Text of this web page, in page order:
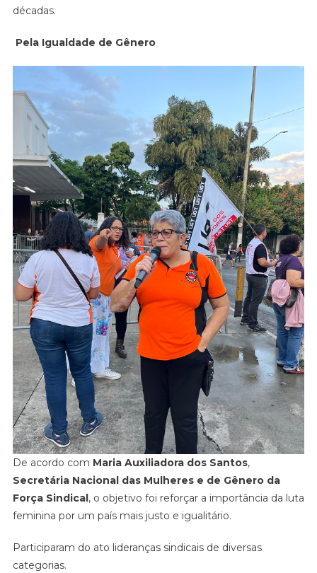
décadas.
Pela Igualdade de Gênero
De acordo com Maria Auxiliadora dos Santos,
Secretária Nacional das Mulheres e de Gênero da
Força Sindical, o objetivo foi reforçar a importância da luta
feminina por um país mais justo e igualitário.
Participaram do ato lideranças sindicais de diversas
categorias.